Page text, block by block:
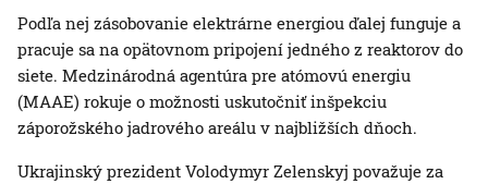
Podľa nej zásobovanie elektrárne energiou ďalej funguje a
pracuje sa na opätovnom pripojení jedného z reaktorov do
siete. Medzinárodná agentúra pre atómovú energiu
(MAAE) rokuje o možnosti uskutočniť inšpekciu
záporožského jadrového areálu v najbližších dňoch.
Ukrajinský prezident Volodymyr Zelenskyj považuje za